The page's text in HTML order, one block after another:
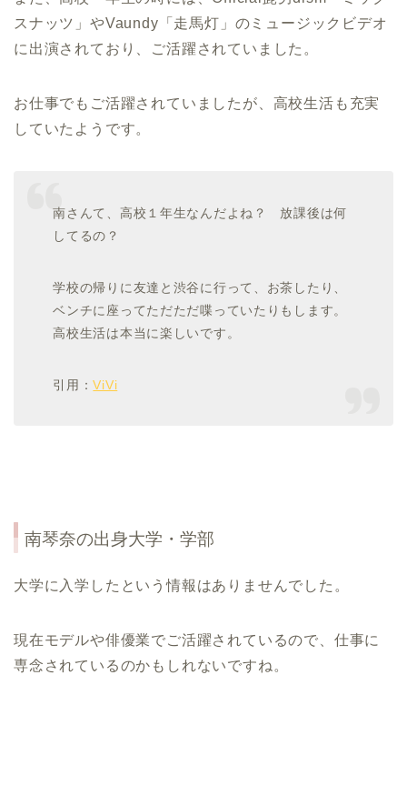
スナッツ」やVaundy「走馬灯」のミュージックビデオ
に出演されており、ご活躍されていました。
お仕事でもご活躍されていましたが、高校生活も充実
していたようです。
南さんて、高校１年生なんだよね？ 放課後は何
してるの？
学校の帰りに友達と渋谷に行って、お茶したり、
ベンチに座ってただただ喋っていたりもします。
高校生活は本当に楽しいです。
引用：ViVi
南琴奈の出身大学・学部
大学に入学したという情報はありませんでした。
現在モデルや俳優業でご活躍されているので、仕事に
専念されているのかもしれないですね。